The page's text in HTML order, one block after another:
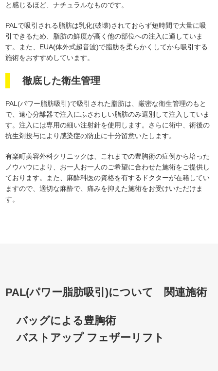
と感じるほど、ナチュラルなものです。
PALで吸引される脂肪は乳化(破壊)されておらず短時間で大量に吸
引できるため、脂肪の鮮度が高く他の部位への注入に適していま
す。また、EUA(体外式超音波)で脂肪を柔らかくしてから吸引する
施術をおすすめしています。
徹底した衛生管理
PAL(パワー脂肪吸引)で吸引された脂肪は、厳密な衛生管理のもと
で、遠心分離器で注入にふさわしい脂肪のみ選別して注入していま
す。注入には専用の細い注射針を使用します。さらに術中、術後の
抗生剤投与により感染症の防止に十分留意いたします。
有楽町美容外科クリニックは、これまでの豊胸術の症例から培った
ノウハウにより、お一人お一人のご希望に合わせた施術をご提供し
ております。また、麻酔科医の資格を有するドクターが在籍してい
ますので、適切な麻酔で、痛みを抑えた施術をお受けいただけま
す。
PAL(パワー脂肪吸引)について 関連施術
バッグによる豊胸術
バストアップ フェザーリフト